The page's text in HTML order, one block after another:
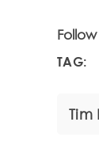
TAG:
Tim